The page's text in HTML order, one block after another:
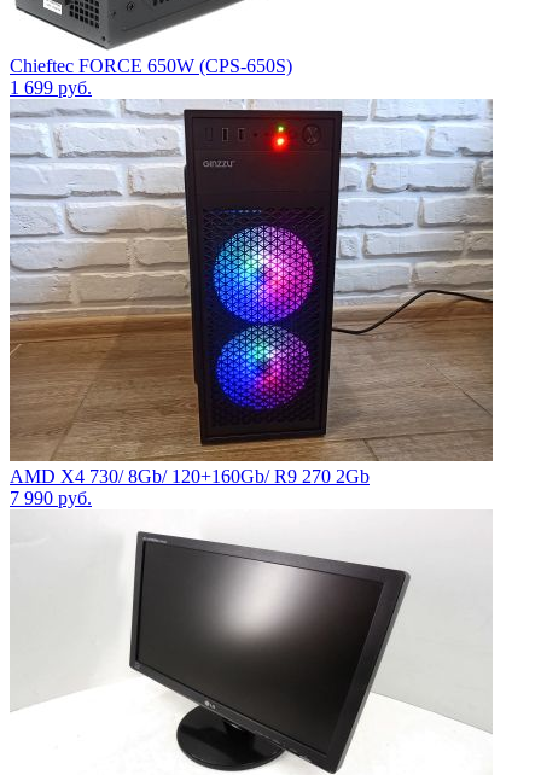
Chieftec FORCE 650W (CPS-650S)
1 699 руб.
AMD X4 730/ 8Gb/ 120+160Gb/ R9 270 2Gb
7 990 руб.